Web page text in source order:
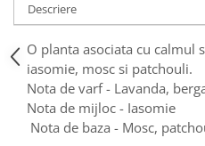
Pungi Catering
Sacose
Articole din Lemn
Accesorii
Tacamuri
Articole din Plastic PET
Descriere
O planta asociata cu calmul
iasomie, mosc si patchouli.
Nota de varf - Lavanda,
Nota de mijloc - Iasomie
Nota de baza - Mosc,